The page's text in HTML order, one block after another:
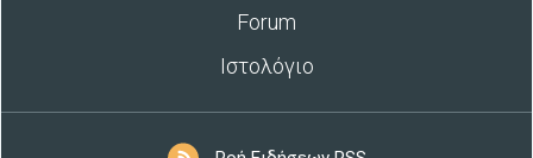
Forum
Ιστολόγιο